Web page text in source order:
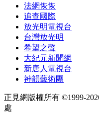
法網恢恢
追查國際
放光明電視台
台灣放光明
希望之聲
大紀元新聞網
新唐人電視台
神韻藝術團
正見網版權所有 ©1999-
處